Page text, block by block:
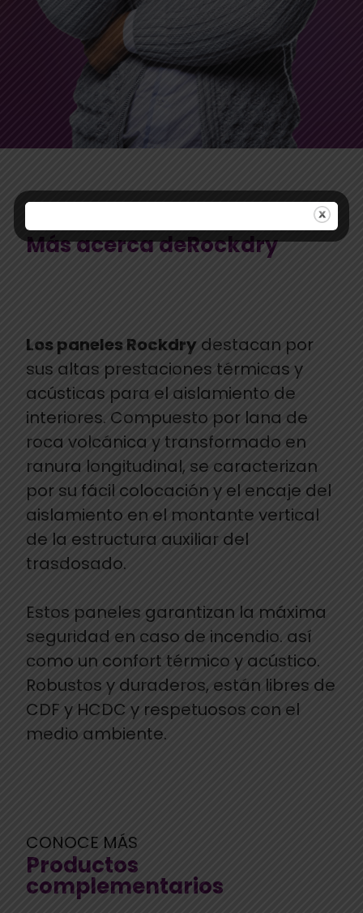
Más acerca deRockdry
Los paneles Rockdry destacan por
sus altas prestaciones térmicas y
acústicas para el aislamiento de
interiores. Compuesto por lana de
roca volcánica y transformado en
ranura longitudinal, se caracterizan
por su fácil colocación y el encaje del
aislamiento en el montante vertical
de la estructura auxiliar del
trasdosado.
Estos paneles garantizan la máxima
seguridad en caso de incendio. así
como un confort térmico y acústico.
Robustos y duraderos, están libres de
CDF y HCDC y respetuosos con el
medio ambiente.
CONOCE MÁS
Productos
complementarios